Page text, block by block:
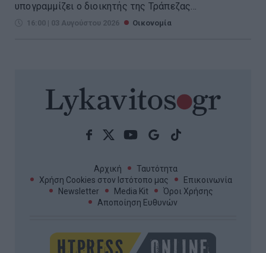
υπογραμμίζει ο διοικητής της Τράπεζας...
16:00 | 03 Αυγούστου 2026 Οικονομία
Αρχική
Ταυτότητα
Χρήση Cookies στον Ιστότοπο μας
Επικοινωνία
Newsletter
Media Kit
Όροι Χρήσης
Αποποίηση Ευθυνών